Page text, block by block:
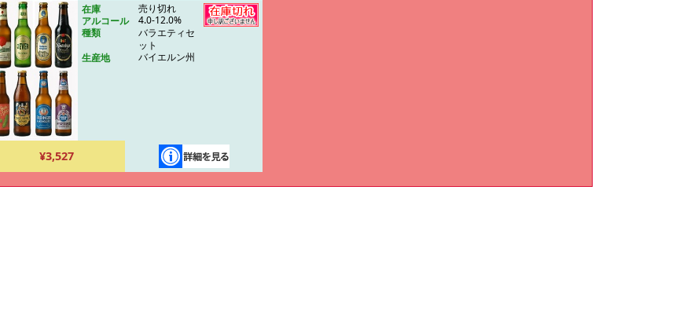
在庫
売り切れ
アルコール
4.0-12.0%
種類
バラエティセ
ット
生産地
バイエルン州
¥3,527